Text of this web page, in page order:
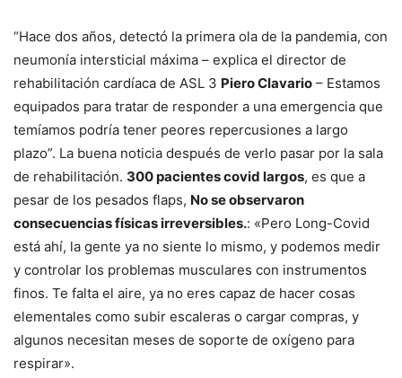
“Hace dos años, detectó la primera ola de la pandemia, con
neumonía intersticial máxima – explica el director de
rehabilitación cardíaca de ASL 3 Piero Clavario – Estamos
equipados para tratar de responder a una emergencia que
temíamos podría tener peores repercusiones a largo
plazo”. La buena noticia después de verlo pasar por la sala
de rehabilitación. 300 pacientes covid largos, es que a
pesar de los pesados ​​flaps, No se observaron
consecuencias físicas irreversibles.: «Pero Long-Covid
está ahí, la gente ya no siente lo mismo, y podemos medir
y controlar los problemas musculares con instrumentos
finos. Te falta el aire, ya no eres capaz de hacer cosas
elementales como subir escaleras o cargar compras, y
algunos necesitan meses de soporte de oxígeno para
respirar».